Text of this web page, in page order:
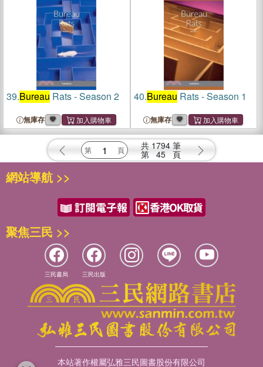
39.Bureau Rats - Season 2
無庫存
40.Bureau Rats - Season 1
無庫存
共 1794 筆
第 45 頁
網站導航 >>
聚焦三民 >>
三民書局 三民出版
本站著作權屬弘雅三民圖書股份有限公司